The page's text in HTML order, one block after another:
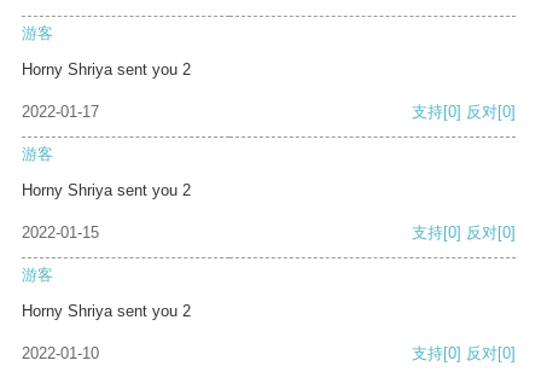
游客
Horny Shriya sent you 2
2022-01-17 支持[0] 反对[0]
游客
Horny Shriya sent you 2
2022-01-15 支持[0] 反对[0]
游客
Horny Shriya sent you 2
2022-01-10 支持[0] 反对[0]